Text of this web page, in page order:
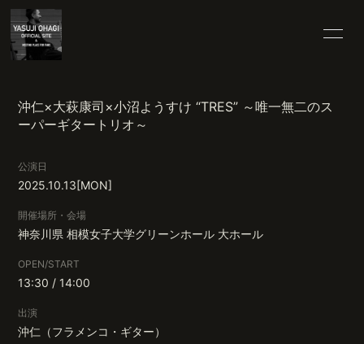
INFORMATION
PROFILE
DISCOGRAPHY
MOVIE
PHOTO
沖仁×大萩康司×小沼ようすけ “TRES” ～唯一無二のス
ーパーギタートリオ～
公演日
2025.10.13[MON]
開催場所・会場
神奈川県相模女子大学グリーンホール 大ホール
OPEN/START
13:30 / 14:00
出演
沖仁（フラメンコ・ギター）